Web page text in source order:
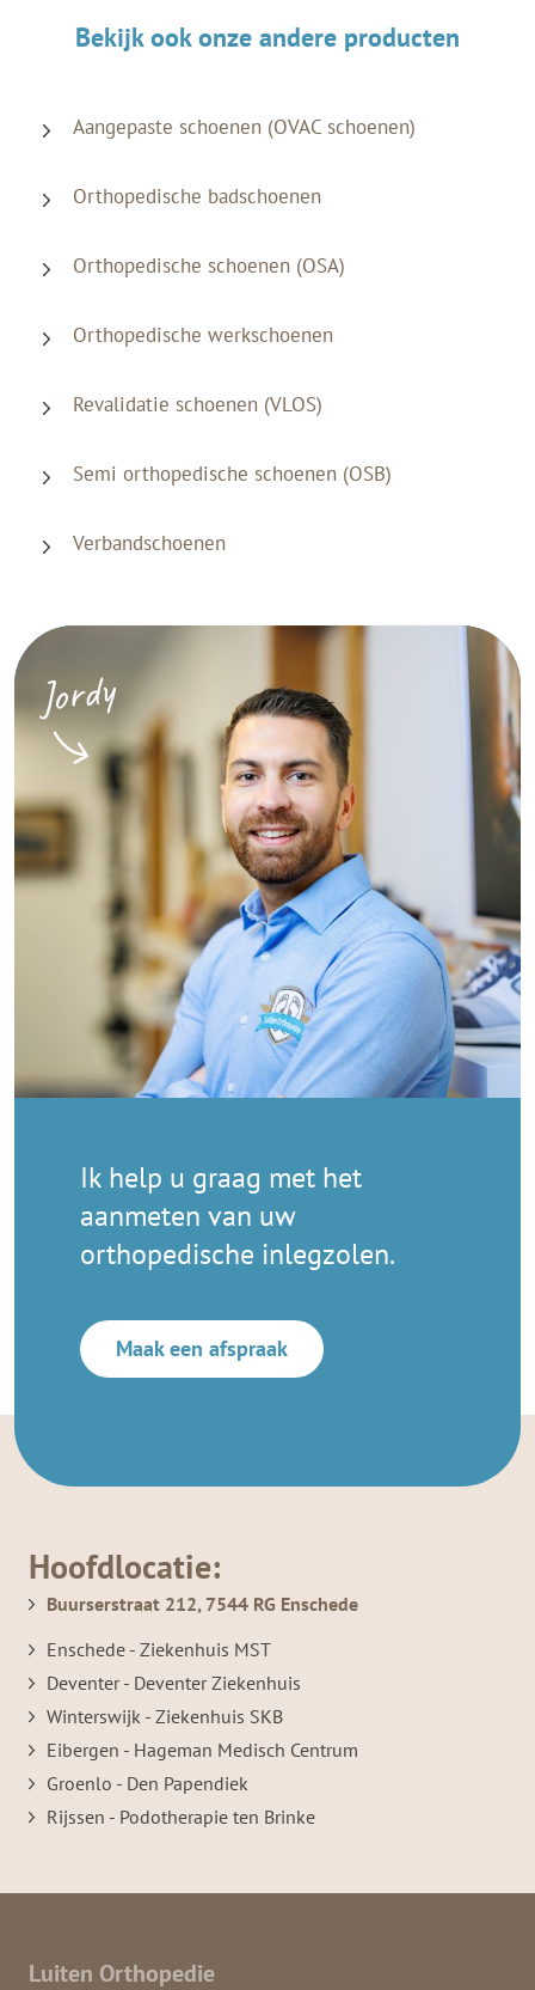
Bekijk ook onze andere producten
Aangepaste schoenen (OVAC schoenen)
Orthopedische badschoenen
Orthopedische schoenen (OSA)
Orthopedische werkschoenen
Revalidatie schoenen (VLOS)
Semi orthopedische schoenen (OSB)
Verbandschoenen
Ik help u graag met het
aanmeten van uw
orthopedische inlegzolen.
Maak een afspraak
Jordy
Hoofdlocatie:
Buurserstraat 212, 7544 RG Enschede
Enschede - Ziekenhuis MST
Deventer - Deventer Ziekenhuis
Winterswijk - Ziekenhuis SKB
Eibergen - Hageman Medisch Centrum
Groenlo - Den Papendiek
Rijssen - Podotherapie ten Brinke
Luiten Orthopedie